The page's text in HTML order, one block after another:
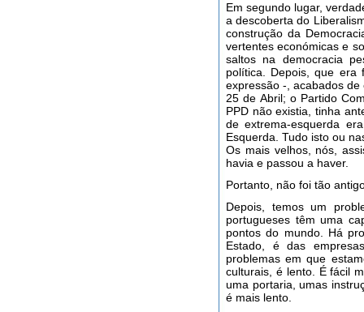
Em segundo lugar,
a descoberta do
construção da
vertentes económicas e
saltos na democracia
política. Depois, que
expressão -, acabados
25 de Abril; o Partido
PPD não existia, tinha
de extrema-esquerda
Esquerda. Tudo isto ou
Os mais velhos, nós,
havia e passou a haver.
Portanto, não foi tão
Depois, temos um
portugueses têm uma
pontos do mundo. Há
Estado, é das
problemas em que
culturais, é lento. É fácil
uma portaria, umas
é mais lento.